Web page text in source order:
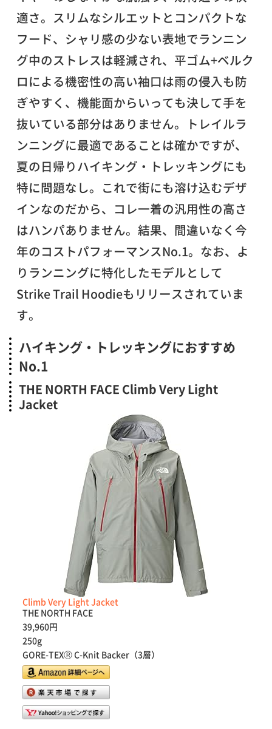
適さ。スリムなシルエットとコンパクトな
フード、シャリ感の少ない表地でランニン
グ中のストレスは軽減され、平ゴム+ベルク
ロによる機密性の高い袖口は雨の侵入も防
ぎやすく、機能面からいっても決して手を
抜いている部分はありません。トレイルラ
ンニングに最適であることは確かですが、
夏の日帰りハイキング・トレッキングにも
特に問題なし。これで街にも溶け込むデザ
インなのだから、コレ一着の汎用性の高さ
はハンパありません。結果、間違いなく今
年のコストパフォーマンスNo.1。なお、よ
りランニングに特化したモデルとして
Strike Trail Hoodieもリリースされていま
す。
ハイキング・トレッキングにおすすめ
No.1
THE NORTH FACE Climb Very Light
Jacket
Climb Very Light Jacket
THE NORTH FACE
39,960円
250g
GORE-TEXⓇ C-Knit Backer（3層）